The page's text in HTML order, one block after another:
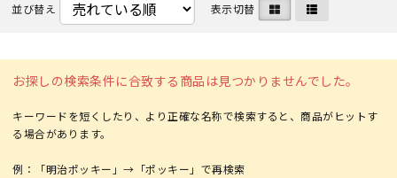
並び替え 表示切替
お探しの検索条件に合致する商品は見つかりませんでした。
キーワードを短くしたり、より正確な名称で検索すると、商品がヒットす
る場合があります。
例：「明治ポッキー」→「ポッキー」で再検索